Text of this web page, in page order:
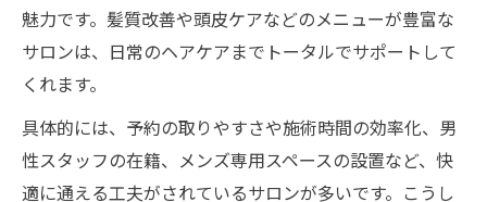
魅力です。髪質改善や頭皮ケアなどのメニューが豊富な
サロンは、日常のヘアケアまでトータルでサポートして
くれます。
具体的には、予約の取りやすさや施術時間の効率化、男
性スタッフの在籍、メンズ専用スペースの設置など、快
適に通える工夫がされているサロンが多いです。こうし